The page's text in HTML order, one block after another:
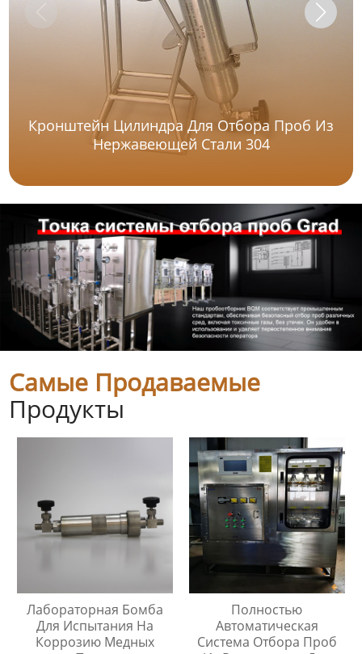
Кронштейн Цилиндра Для Отбора Проб Из
Нержавеющей Стали 304
Самые Продаваемые
Продукты
Лабораторная Бомба
Для Испытания На
Коррозию Медных
Полностью
Автоматическая
Система Отбора Проб